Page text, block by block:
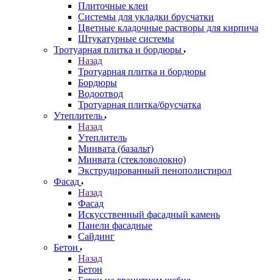
Плиточные клеи
Системы для укладки брусчатки
Цветные кладочные растворы для кирпича
Штукатурные системы
Тротуарная плитка и бордюры
Назад
Тротуарная плитка и бордюры
Бордюры
Водоотвод
Тротуарная плитка/брусчатка
Утеплитель
Назад
Утеплитель
Минвата (базальт)
Минвата (стекловолокно)
Экструдированный пенополистирол
Фасад
Назад
Фасад
Искусственный фасадный камень
Панели фасадные
Сайдинг
Бетон
Назад
Бетон